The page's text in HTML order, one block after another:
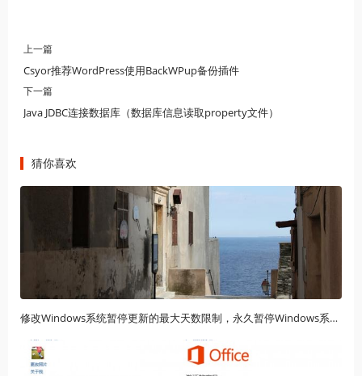
上一篇
Csyor推荐WordPress使用BackWPup备份插件
下一篇
Java JDBC连接数据库（数据库信息读取property文件）
猜你喜欢
修改Windows系统暂停更新的最大天数限制，永久暂停Windows系统自动更新